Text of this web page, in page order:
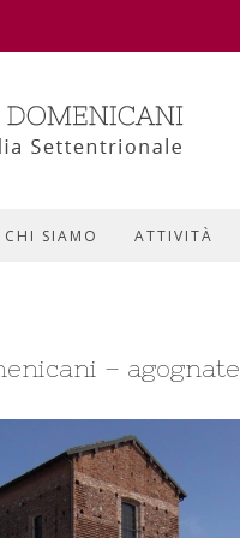
CHI SIAMO ATTIVITÀ
– agognate